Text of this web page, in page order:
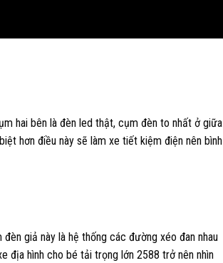
hai bên là đèn led thật, cụm đèn to nhất ở giữa
hơn điều này sẽ làm xe tiết kiệm điện nên bình
giả này là hệ thống các đường xéo đan nhau
địa hình cho bé tải trọng lớn 2588 trở nên nhìn